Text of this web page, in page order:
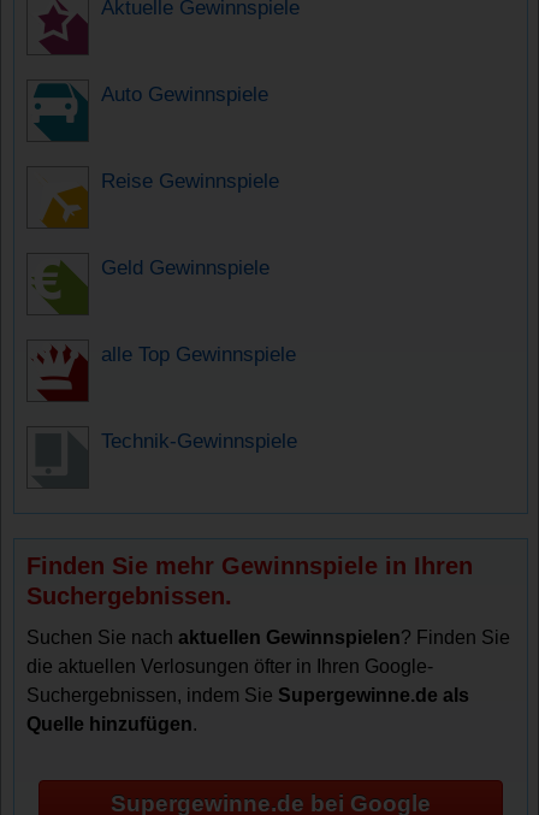
Aktuelle Gewinnspiele
Auto Gewinnspiele
Reise Gewinnspiele
Geld Gewinnspiele
alle Top Gewinnspiele
Technik-Gewinnspiele
Finden Sie mehr Gewinnspiele in Ihren
Suchergebnissen.
Suchen Sie nachaktuellen Gewinnspielen? Finden Sie
die aktuellen Verlosungen öfter in Ihren Google-
Suchergebnissen, indem Sie Supergewinne.de als
Quelle hinzufügen.
Supergewinne.de bei Google